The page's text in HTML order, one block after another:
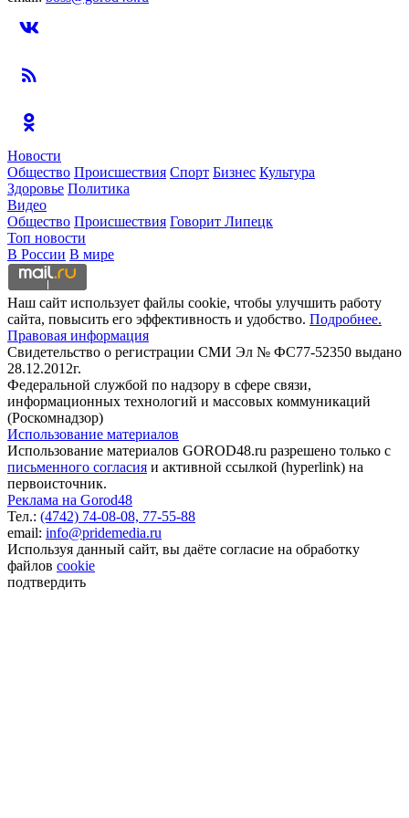
Новости
Общество Происшествия Спорт Бизнес Культура
Здоровье Политика
Видео
Общество Происшествия Говорит Липецк
Топ новости
В России В мире
Наш сайт использует файлы cookie, чтобы улучшить работу
сайта, повысить его эффективность и удобство. Подробнее.
Правовая информация
Свидетельство о регистрации СМИ Эл № ФС77-52350 выдано
28.12.2012г.
Федеральной службой по надзору в сфере связи,
информационных технологий и массовых коммуникаций
(Роскомнадзор)
Использование материалов
Использование материалов GOROD48.ru разрешено только с
письменного согласия и активной ссылкой (hyperlink) на
первоисточник.
Реклама на Gorod48
Тел.: (4742) 74-08-08, 77-55-88
email: info@pridemedia.ru
Используя данный сайт, вы даёте согласие на обработку
файлов cookie
подтвердить